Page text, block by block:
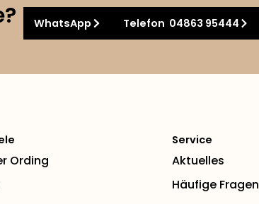
WhatsApp Telefon 04863 95444
Ording
Service
Aktuelles
Häufige Fragen